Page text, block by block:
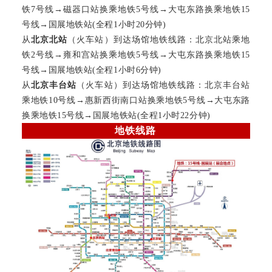
铁7号线 → 磁器口站换乘地铁5号线 → 大屯东路换乘地铁15
号线→ 国展地铁站(全程1小时20分钟)
从北京北站 （火车站） 到 达场馆地铁线路：北京北站乘地
铁2号线 → 雍和宫站换乘地铁5号线 → 大屯东路换乘地铁15
号线→ 国展地铁站(全程1小时6分钟)
从北京丰台站 （火车站） 到 达场馆地铁线路：北京丰台站
乘地铁10号线 → 惠新西街南口 站换乘地铁5号线 → 大屯东路
换乘地铁15号线→ 国展地铁站(全程1小时22分钟)
地铁线路